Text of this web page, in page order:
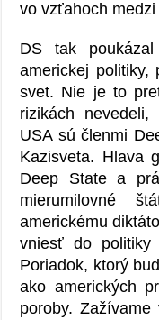
vo vzťahoch medzi
DS tak
americkej politiky,
svet. Nie je to
rizikách
USA sú členmi
Kazisveta. Hlava
Deep State a
mierumilovné
americkému
vniesť do politiky
Poriadok, ktorý
ako amerických
poroby.